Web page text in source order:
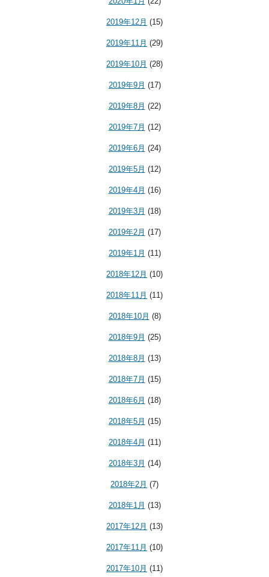
2019年12月 (15)
2019年11月 (29)
2019年10月 (28)
2019年9月 (17)
2019年8月 (22)
2019年7月 (12)
2019年6月 (24)
2019年5月 (12)
2019年4月 (16)
2019年3月 (18)
2019年2月 (17)
2019年1月 (11)
2018年12月 (10)
2018年11月 (11)
2018年10月 (8)
2018年9月 (25)
2018年8月 (13)
2018年7月 (15)
2018年6月 (18)
2018年5月 (15)
2018年4月 (11)
2018年3月 (14)
2018年2月 (7)
2018年1月 (13)
2017年12月 (13)
2017年11月 (10)
2017年10月 (11)